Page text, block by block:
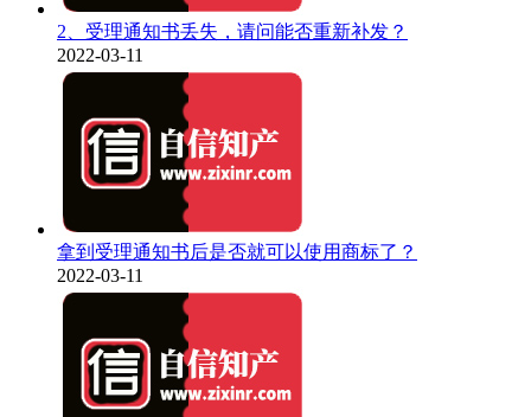
2、受理通知书丢失，请问能否重新补发？
2022-03-11
拿到受理通知书后是否就可以使用商标了？
2022-03-11